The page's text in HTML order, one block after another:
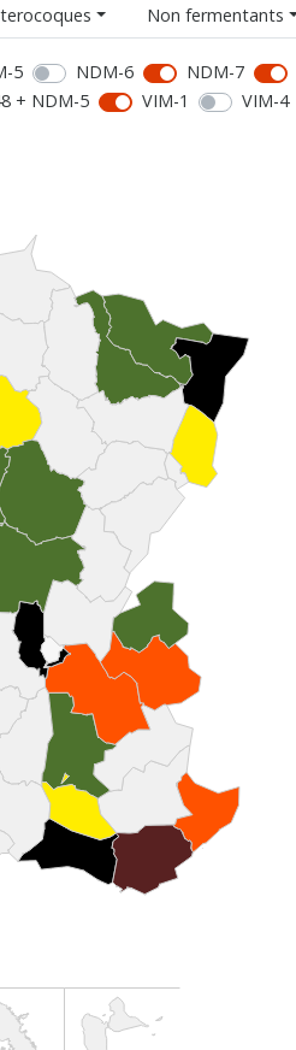
Non fermentants
5 NDM-6 NDM-7
+ NDM-5 VIM-1 VIM-4